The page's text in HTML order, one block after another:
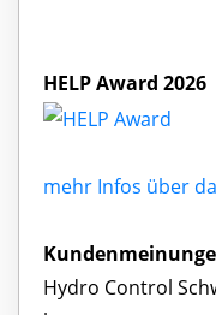
HELP Award 2026
mehr Infos über
Hydro Control